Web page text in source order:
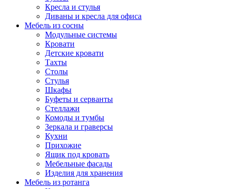
Кресла и стулья
Диваны и кресла для офиса
Мебель из сосны
Модульные системы
Кровати
Детские кровати
Тахты
Столы
Стулья
Шкафы
Буфеты и серванты
Стеллажи
Комоды и тумбы
Зеркала и граверсы
Кухни
Прихожие
Ящик под кровать
Мебельные фасады
Изделия для хранения
Мебель из ротанга